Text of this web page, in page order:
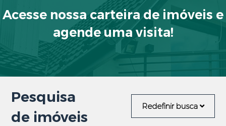
Acesse nossa carteira de imóveis e
agende uma visita!
Redefinir busca
Pesquisa
de imóveis